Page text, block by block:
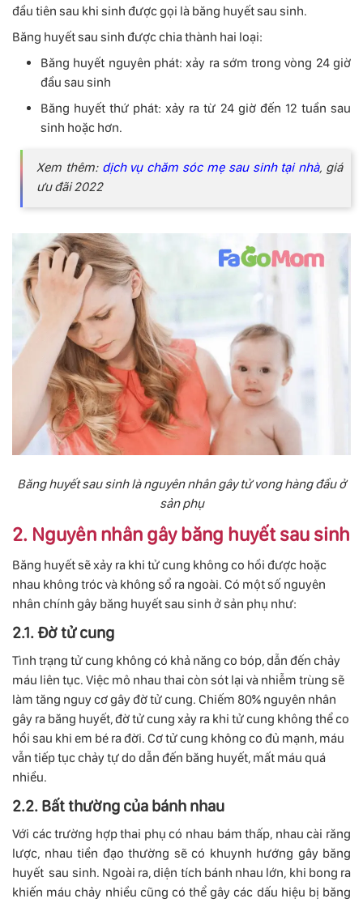
đầu tiên sau khi sinh được gọi là băng huyết sau sinh.
Băng huyết sau sinh được chia thành hai loại:
Băng huyết nguyên phát: xảy ra sớm trong vòng 24 giờ
đầu sau sinh
Băng huyết thứ phát: xảy ra từ 24 giờ đến 12 tuần sau
sinh hoặc hơn.
Xem thêm: dịch vụ chăm sóc mẹ sau sinh tại nhà, giá
ưu đãi 2022
Băng huyết sau sinh là nguyên nhân gây tử vong hàng đầu ở
sản phụ
2. Nguyên nhân gây băng huyết sau sinh
Băng huyết sẽ xảy ra khi tử cung không co hồi được hoặc
nhau không tróc và không sổ ra ngoài. Có một số nguyên
nhân chính gây băng huyết sau sinh ở sản phụ như:
2.1. Đờ tử cung
Tình trạng tử cung không có khả năng co bóp, dẫn đến chảy
máu liên tục. Việc mô nhau thai còn sót lại và nhiễm trùng sẽ
làm tăng nguy cơ gây đờ tử cung. Chiếm 80% nguyên nhân
gây ra băng huyết, đờ tử cung xảy ra khi tử cung không thể co
hồi sau khi em bé ra đời. Cơ tử cung không co đủ mạnh, máu
vẫn tiếp tục chảy tự do dẫn đến băng huyết, mất máu quá
nhiều.
2.2. Bất thường của bánh nhau
Với các trường hợp thai phụ có nhau bám thấp, nhau cài răng
lược, nhau tiền đạo thường sẽ có khuynh hướng gây băng
huyết sau sinh. Ngoài ra, diện tích bánh nhau lớn, khi bong ra
khiến máu chảy nhiều cũng có thể gây các dấu hiệu bị băng